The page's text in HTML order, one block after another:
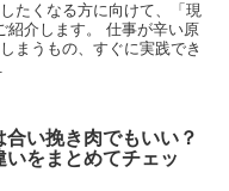
たくなる方に向けて、「現
紹介します。 仕事が辛い原
まうもの、すぐに実践でき
合い挽き肉でもいい？
いをまとめてチェッ